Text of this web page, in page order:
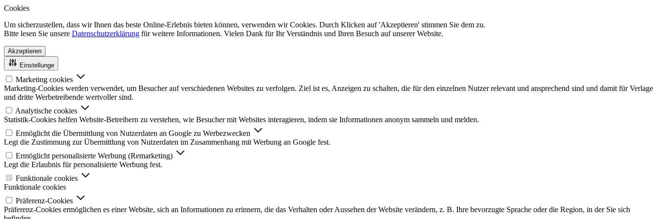
Cookies
Um sicherzustellen, dass wir Ihnen das beste Online-Erlebnis bieten können, verwenden wir Cookies. Durch Klicken auf 'Akzeptieren' stimmen Sie dem zu.
Bitte lesen Sie unsere Datenschutzerklärung für weitere Informationen. Vielen Dank für Ihr Verständnis und Ihren Besuch auf unserer Website.
Akzeptieren
Einstellunge
Marketing cookies
Marketing-Cookies werden verwendet, um Besucher auf verschiedenen Websites zu verfolgen. Ziel ist es, Anzeigen zu schalten, die für den einzelnen Nutzer relevant und ansprechend sind und damit für Verlage
und dritte Werbetreibende wertvoller sind.
Analytische cookies
Statistik-Cookies helfen Website-Betreibern zu verstehen, wie Besucher mit Websites interagieren, indem sie Informationen anonym sammeln und melden.
Ermöglicht die Übermittlung von Nutzerdaten an Google zu Werbezwecken
Legt die Zustimmung zur Übermittlung von Nutzerdaten im Zusammenhang mit Werbung an Google fest.
Ermöglicht personalisierte Werbung (Remarketing)
Legt die Erlaubnis für personalisierte Werbung fest.
Funktionale cookies
Funktionale cookies
Präferenz-Cookies
Präferenz-Cookies ermöglichen es einer Website, sich an Informationen zu erinnern, die das Verhalten oder Aussehen der Website verändern, z. B. Ihre bevorzugte Sprache oder die Region, in der Sie sich